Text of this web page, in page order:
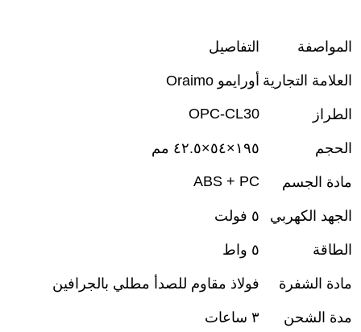
المواصفة التفاصيل
العلامة التجارية أورايمو
الطراز OPC-CL30
الحجم ١٩٥ ×٥٤×٤٢.٥ مم
مادة الجسم ABS + PC
الجهد الكهربي ٥ فولت
الطاقة ٥ واط
مادة الشفرة فولاذ مقاوم للصدأ مطلي بالجرافين
مدة الشحن ٣ ساعات